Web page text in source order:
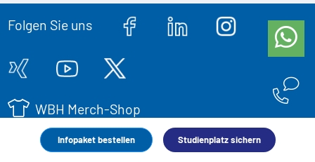
Infopaket bestellen Studienplatz sichern
Folgen Sie uns
WBH Merch-Shop
© 2026 WBH